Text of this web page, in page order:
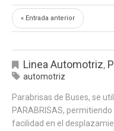
« Entrada anterior
Linea Automotriz,
automotriz
Parabrisas de Buses, se
PARABRISAS,
facilidad en el